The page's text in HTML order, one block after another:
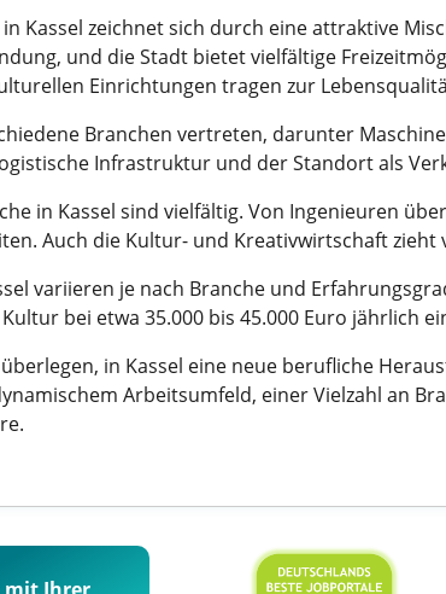
Kassel zeichnet sich durch eine attraktive
und die Stadt bietet vielfältige
Einrichtungen tragen zur
Branchen vertreten, darunter
Infrastruktur und der Standort als
in Kassel sind vielfältig. Von Ingenieuren
Auch die Kultur- und Kreativwirtschaft
variieren je nach Branche und
bei etwa 35.000 bis 45.000 Euro jährlich
in Kassel eine neue berufliche
Arbeitsumfeld, einer Vielzahl an